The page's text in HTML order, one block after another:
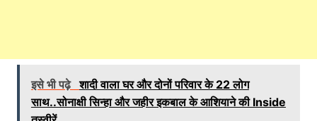
इसे भी पढ़े शादी वाला घर और दोनों परिवार के 22 लोग
साथ..सोनाक्षी सिन्हा और जहीर इकबाल के आशियाने की Inside